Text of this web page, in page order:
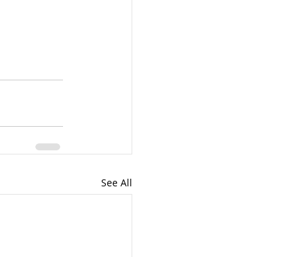
See All